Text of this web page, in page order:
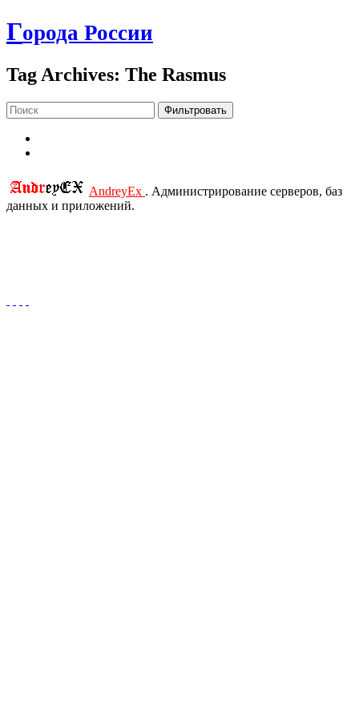
Города России
Tag Archives: The Rasmus
Фильтровать
AndreyEx . Администрирование серверов, баз
данных и приложений.